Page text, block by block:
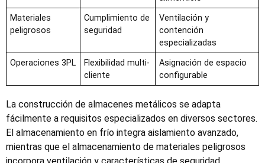
Materiales
peligrosos
Cumplimiento de
seguridad
Ventilación y
contención
especializadas
Operaciones 3PL
Flexibilidad multi-
cliente
Asignación de espacio
configurable
La construcción de almacenes metálicos se adapta
fácilmente a requisitos especializados en diversos sectores.
El almacenamiento en frío integra aislamiento avanzado,
mientras que el almacenamiento de materiales peligrosos